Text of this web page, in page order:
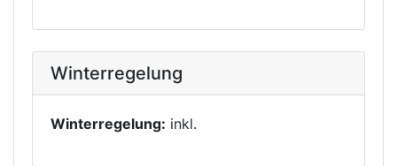
Winterregelung
Winterregelung: inkl.